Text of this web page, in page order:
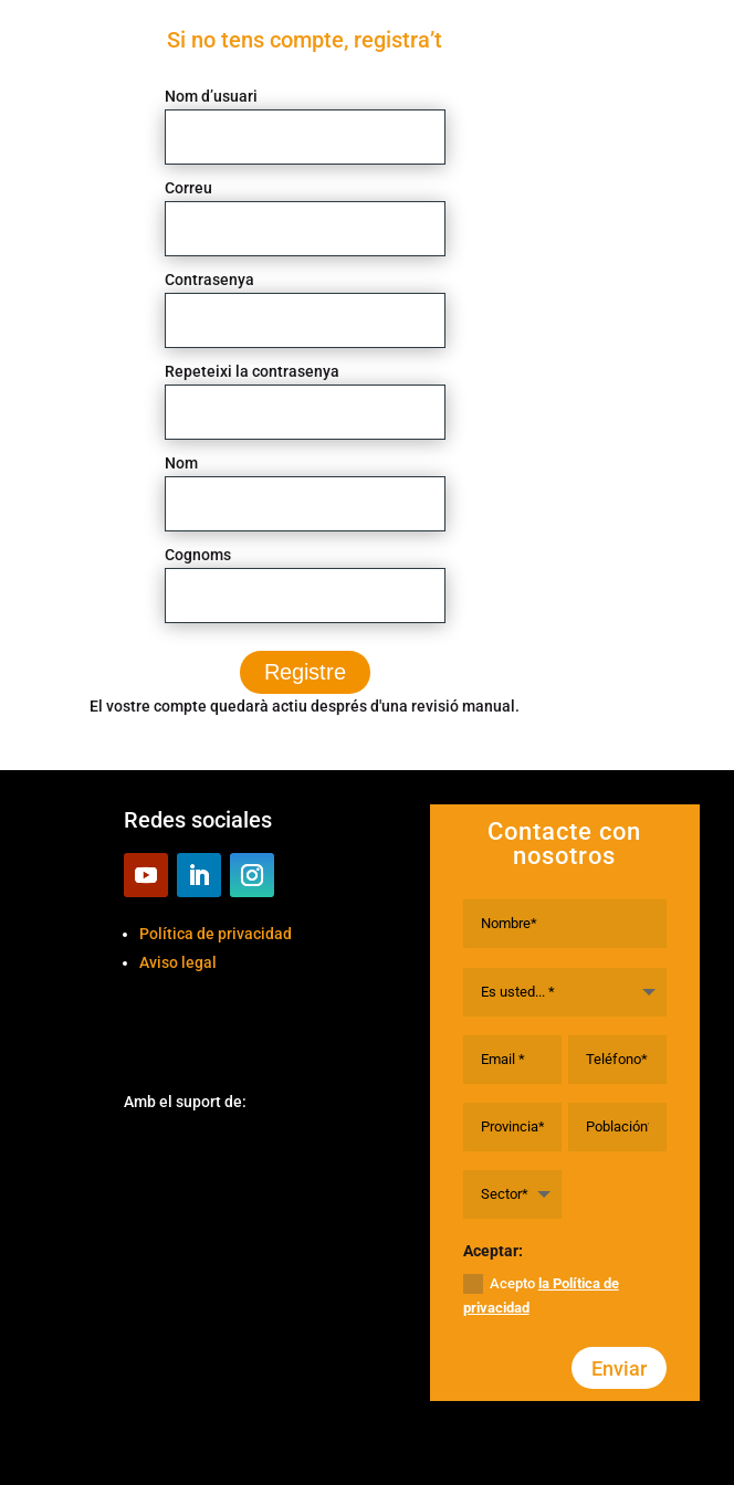
Si no tens compte, registra’t
Nom d’usuari
Correu
Contrasenya
Repeteixi la contrasenya
Nom
Cognoms
El vostre compte quedarà actiu després d'una revisió manual.
Redes sociales
Política de privacidad
Aviso legal
Amb el suport de:
Contacte con
nosotros
Aceptar:
Acepto la Política de
privacidad
Enviar